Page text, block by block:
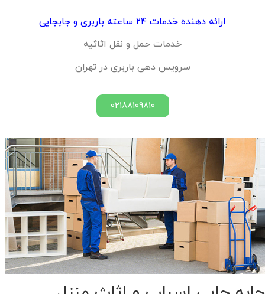
ارائه دهنده خدمات ۲۴ ساعته باربری و جابجایی
خدمات حمل و نقل اثاثیه
سرویس دهی باربری در تهران
02188109810